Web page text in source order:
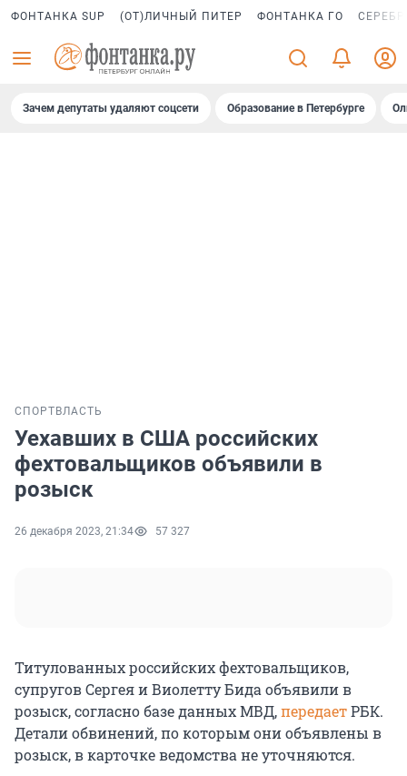
ФОНТАНКА SUP (ОТ)ЛИЧНЫЙ ПИТЕР ФОНТАНКА ГО
Зачем депутаты удаляют соцсети Образование в Петербурге
СПОРТ ВЛАСТЬ
Уехавших в США российских
фехтовальщиков объявили в
розыск
26 декабря 2023, 21:34 57 327
Титулованных российских фехтовальщиков,
супругов Сергея и Виолетту Бида объявили в
розыск, согласно базе данных МВД,передаетРБК.
Детали обвинений, по которым они объявлены в
розыск, в карточке ведомства не уточняются.